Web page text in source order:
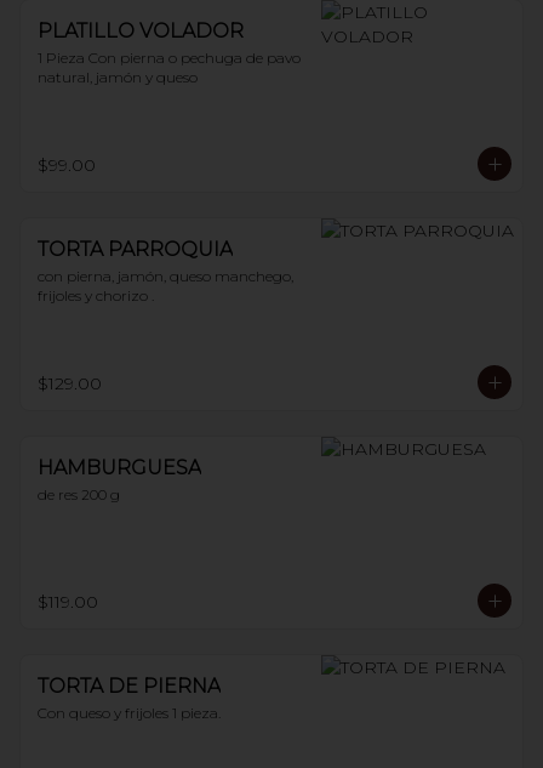
PLATILLO VOLADOR
1 Pieza Con pierna o pechuga de pavo
natural, jamón y queso
$99.00
TORTA PARROQUIA
con pierna, jamón, queso manchego,
frijoles y chorizo .
$129.00
HAMBURGUESA
de res 200 g
$119.00
TORTA DE PIERNA
Con queso y frijoles 1 pieza.